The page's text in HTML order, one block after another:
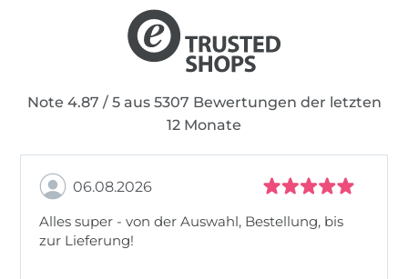
Note 4.87 / 5 aus 5307 Bewertungen der letzten
12 Monate
06.08.2026
Alles super - von der Auswahl, Bestellung, bis
zur Lieferung!